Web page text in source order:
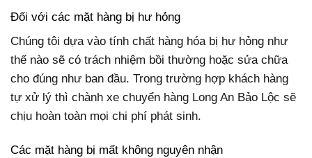
Đối với các mặt hàng bị hư hỏng
Chúng tôi dựa vào tính chất hàng hóa bị hư hỏng như
thế nào sẽ có trách nhiệm bồi thường hoặc sửa chữa
cho đúng như ban đầu. Trong trường hợp khách hàng
tự xử lý thì chành xe chuyển hàng Long An Bảo Lộc sẽ
chịu hoàn toàn mọi chi phí phát sinh.
Các mặt hàng bị mất không nguyên nhận